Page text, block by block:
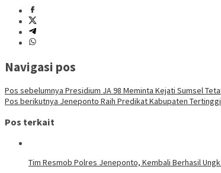
Navigasi pos
Pos sebelumnya Presidium JA 98 Meminta Kejati Sumsel
Pos berikutnya Jeneponto Raih Predikat Kabupaten
Pos terkait
Tim Resmob Polres Jeneponto, Kembali Berhasil